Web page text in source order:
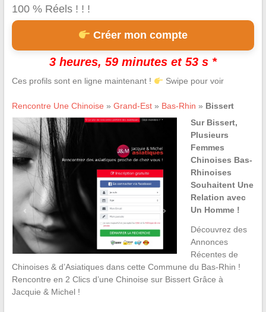
100 % Réels ! ! !
Créer mon compte
3 heures, 59 minutes et 53 s *
Ces profils sont en ligne maintenant ! Swipe pour voir
Rencontre Une Chinoise » Grand-Est» Bas-Rhin » Bissert
Sur Bissert,
Plusieurs
Femmes
Chinoises Bas-
Rhinoises
Souhaitent Une
Relation avec
Un Homme !
Découvrez des
Annonces
Récentes de
Chinoises & d’Asiatiques dans cette Commune du Bas-Rhin !
Rencontre en 2 Clics d’une Chinoise sur Bissert Grâce à
Jacquie & Michel !